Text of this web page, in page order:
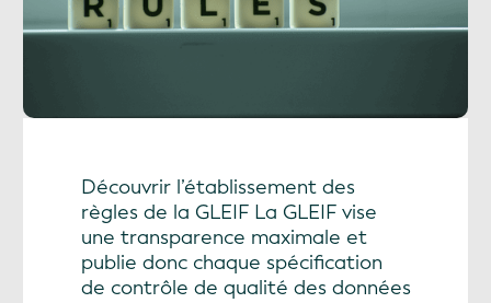
Découvrir l’établissement des
règles de la GLEIF La GLEIF vise
une transparence maximale et
publie donc chaque spécification
de contrôle de qualité des données